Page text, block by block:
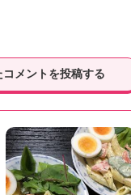
コメントを投稿する